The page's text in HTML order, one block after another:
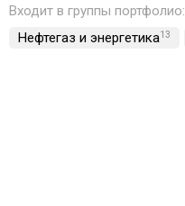
Входит в группы портфолио:
Нефтегаз и энергетика13